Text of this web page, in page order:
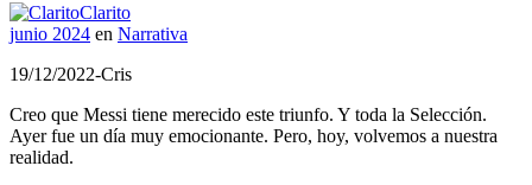
Clarito
junio 2024 en Narrativa
19/12/2022-Cris
Creo que Messi tiene merecido este triunfo. Y toda la Selección.
Ayer fue un día muy emocionante. Pero, hoy, volvemos a nuestra
realidad.